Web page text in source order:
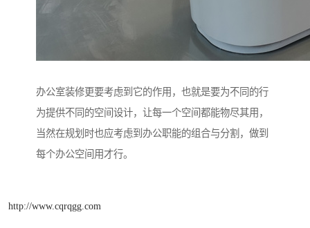
办公室装修更要考虑到它的作用，也就是要为不同的行
为提供不同的空间设计，让每一个空间都能物尽其用，
当然在规划时也应考虑到办公职能的组合与分割，做到
每个办公空间用才行。
http://www.cqrqgg.com